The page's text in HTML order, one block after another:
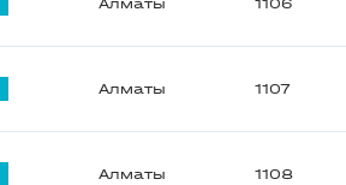
Алматы 1106
Алматы 1107
Алматы 1108